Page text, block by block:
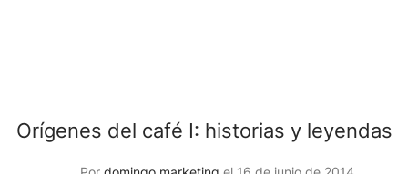
Orígenes del café I: historias y leyendas